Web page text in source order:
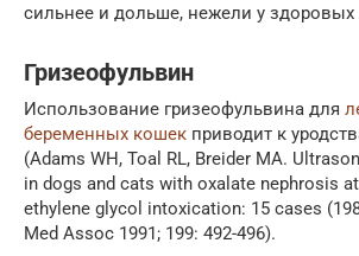
сильнее и дольше, нежели у
Гризеофульвин
Использование гризеофульвина для
беременных кошек приводит к
(Adams WH, Toal RL, Breider MA.
in dogs and cats with oxalate nephrosis
ethylene glycol intoxication: 15 cases
Med Assoc 1991; 199: 492-496).